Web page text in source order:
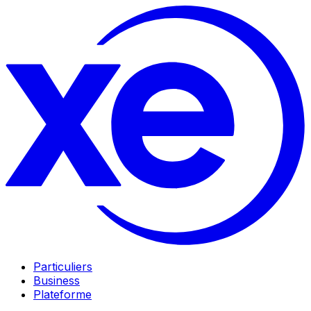
Particuliers
Business
Plateforme